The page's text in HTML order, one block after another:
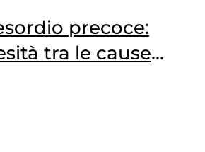
precoce:
tra le cause